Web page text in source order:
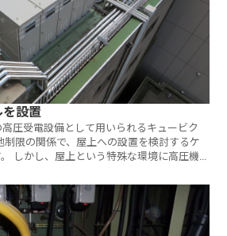
設置
圧受電設備として用いられるキュービク
限の関係で、屋上への設置を検討するケ
しかし、屋上という特殊な環境に高圧機